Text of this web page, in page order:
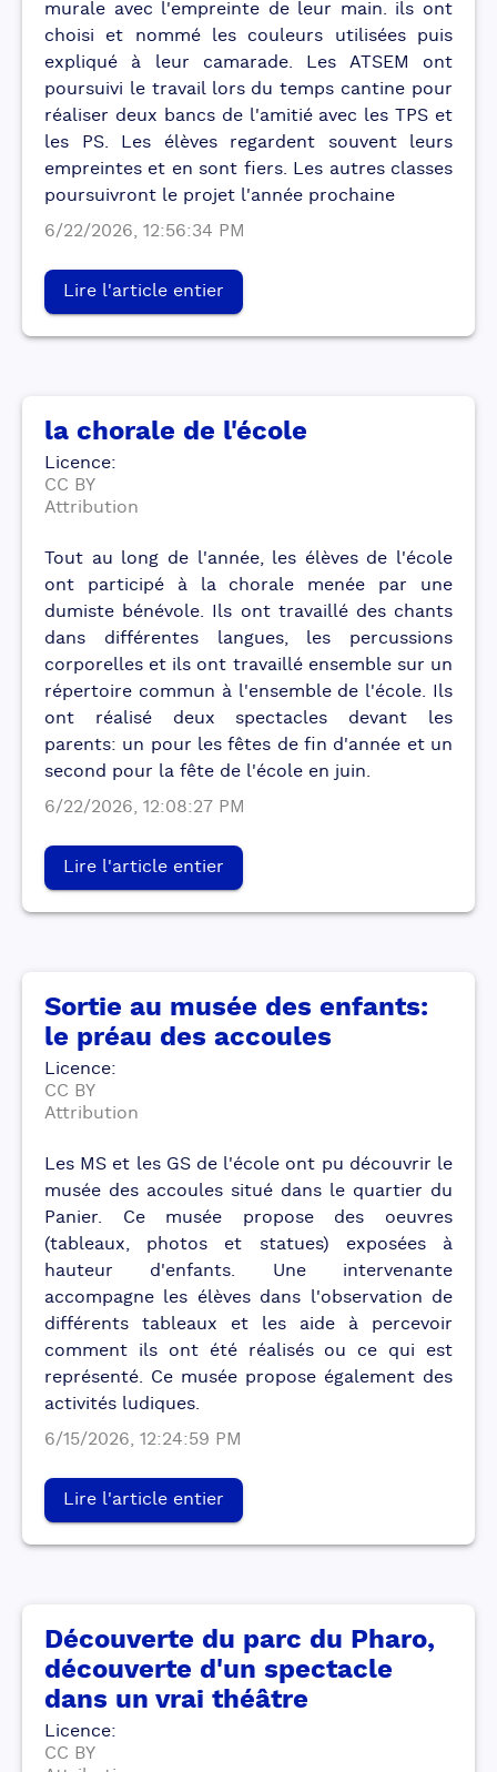
murale avec l'empreinte de leur main. ils ont
choisi et nommé les couleurs utilisées puis
expliqué à leur camarade. Les ATSEM ont
poursuivi le travail lors du temps cantine pour
réaliser deux bancs de l'amitié avec les TPS et
les PS. Les élèves regardent souvent leurs
empreintes et en sont fiers. Les autres classes
poursuivront le projet l'année prochaine
6/22/2026, 12:56:34 PM
Lire l'article entier
la chorale de l'école
Licence:
CC BY
Attribution
Tout au long de l'année, les élèves de l'école
ont participé à la chorale menée par une
dumiste bénévole. Ils ont travaillé des chants
dans différentes langues, les percussions
corporelles et ils ont travaillé ensemble sur un
répertoire commun à l'ensemble de l'école. Ils
ont réalisé deux spectacles devant les
parents: un pour les fêtes de fin d'année et un
second pour la fête de l'école en juin.
6/22/2026, 12:08:27 PM
Lire l'article entier
Sortie au musée des enfants:
le préau des accoules
Licence:
CC BY
Attribution
Les MS et les GS de l'école ont pu découvrir le
musée des accoules situé dans le quartier du
Panier. Ce musée propose des oeuvres
(tableaux, photos et statues) exposées à
hauteur d'enfants. Une intervenante
accompagne les élèves dans l'observation de
différents tableaux et les aide à percevoir
comment ils ont été réalisés ou ce qui est
représenté. Ce musée propose également des
activités ludiques.
6/15/2026, 12:24:59 PM
Lire l'article entier
Découverte du parc du Pharo,
découverte d'un spectacle
dans un vrai théâtre
Licence:
CC BY